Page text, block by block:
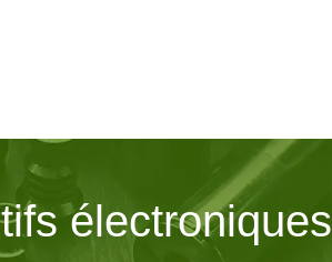
électroniques